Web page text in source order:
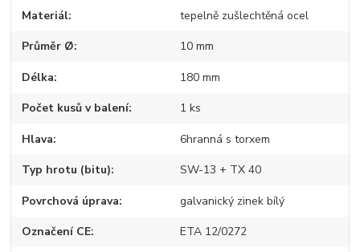
Materiál tepelně zušlechtěná ocel
Průměr Ø 10 mm
Délka 180 mm
Počet kusů v balení 1 ks
Hlava 6hranná s torxem
Typ hrotu (bitu) SW-13 + TX 40
Povrchová úprava galvanický zinek bílý
Označení CE ETA 12/0272